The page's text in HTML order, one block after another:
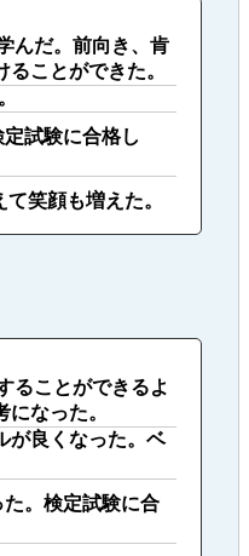
んだ。前向き、肯
ことができた。
試験に合格し
笑顔も増えた。
ることができるよ
なった。
が良くなった。ベ
。検定試験に合